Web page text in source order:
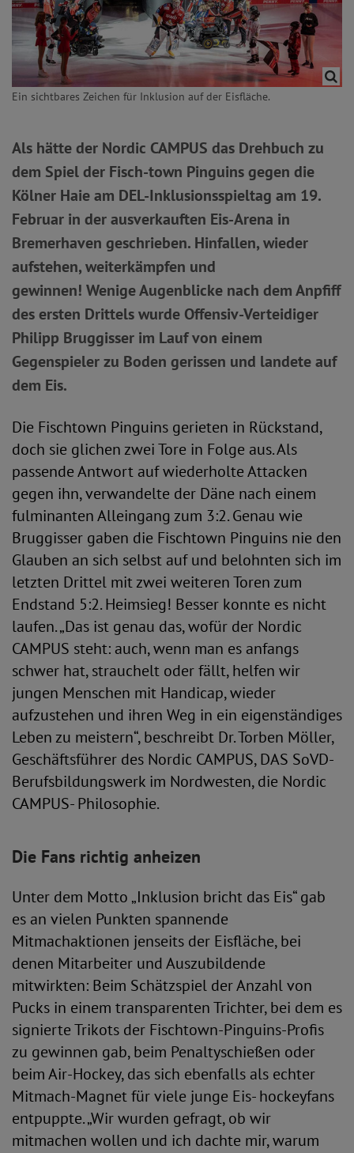
Ein sichtbares Zeichen für Inklusion auf der Eisfläche.
Als hätte der Nordic CAMPUS das Drehbuch zu
dem Spiel der Fisch-town Pinguins gegen die
Kölner Haie am DEL-Inklusionsspieltag am 19.
Februar in der ausverkauften Eis-Arena in
Bremerhaven geschrieben. Hinfallen, wieder
aufstehen, weiterkämpfen und
gewinnen! Wenige Augenblicke nach dem Anpfiff
des ersten Drittels wurde Offensiv-Verteidiger
Philipp Bruggisser im Lauf von einem
Gegenspieler zu Boden gerissen und landete auf
dem Eis.
Die Fischtown Pinguins gerieten in Rückstand,
doch sie glichen zwei Tore in Folge aus. Als
passende Antwort auf wiederholte Attacken
gegen ihn, verwandelte der Däne nach einem
fulminanten Alleingang zum 3:2. Genau wie
Bruggisser gaben die Fischtown Pinguins nie den
Glauben an sich selbst auf und belohnten sich im
letzten Drittel mit zwei weiteren Toren zum
Endstand 5:2. Heimsieg! Besser konnte es nicht
laufen. „Das ist genau das, wofür der Nordic
CAMPUS steht: auch, wenn man es anfangs
schwer hat, strauchelt oder fällt, helfen wir
jungen Menschen mit Handicap, wieder
aufzustehen und ihren Weg in ein eigenständiges
Leben zu meistern“, beschreibt Dr. Torben Möller,
Geschäftsführer des Nordic CAMPUS, DAS SoVD-
Berufsbildungswerk im Nordwesten, die Nordic
CAMPUS- Philosophie.
Die Fans richtig anheizen
Unter dem Motto „Inklusion bricht das Eis“ gab
es an vielen Punkten spannende
Mitmachaktionen jenseits der Eisfläche, bei
denen Mitarbeiter und Auszubildende
mitwirkten: Beim Schätzspiel der Anzahl von
Pucks in einem transparenten Trichter, bei dem es
signierte Trikots der Fischtown-Pinguins-Profis
zu gewinnen gab, beim Penaltyschießen oder
beim Air-Hockey, das sich ebenfalls als echter
Mitmach-Magnet für viele junge Eis- hockeyfans
entpuppte. „Wir wurden gefragt, ob wir
mitmachen wollen und ich dachte mir, warum